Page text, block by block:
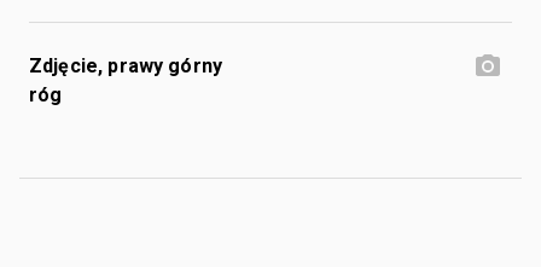
Zdjęcie, prawy górny
róg